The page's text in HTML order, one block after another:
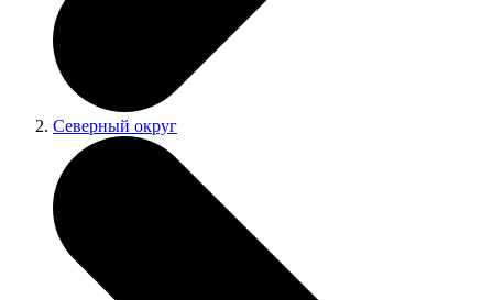
Северный округ